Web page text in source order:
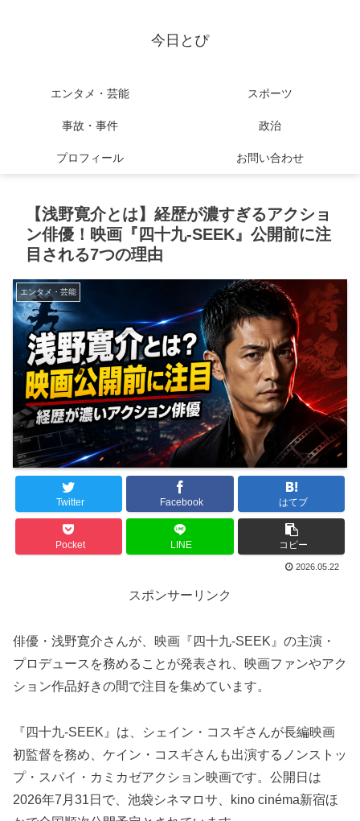
今日とぴ
エンタメ・芸能 スポーツ
事故・事件 政治
プロフィール お問い合わせ
【浅野寛介とは】経歴が濃すぎるアクショ
ン俳優！映画『四十九-SEEK』公開前に注
目される7つの理由
エンタメ・芸能
Twitter Facebook はてブ
Pocket LINE コピー
2026.05.22
スポンサーリンク
俳優・浅野寛介さんが、映画『四十九-SEEK』の主演・
プロデュースを務めることが発表され、映画ファンやアク
ション作品好きの間で注目を集めています。
『四十九-SEEK』は、シェイン・コスギさんが長編映画
初監督を務め、ケイン・コスギさんも出演するノンストッ
プ・スパイ・カミカゼアクション映画です。公開日は
2026年7月31日で、池袋シネマロサ、kino cinéma新宿ほ